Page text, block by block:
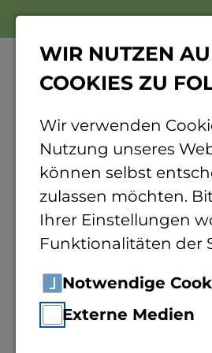
Home International
Wir freuen uns,
Partnerhochschulen
WIR NUTZEN
COOKIES ZU
Wir verwenden
Nutzung unseres
können selbst
zulassen möchten.
Ihrer Einstellungen
Funktionalitäten der
Notwendige
Externe Medien